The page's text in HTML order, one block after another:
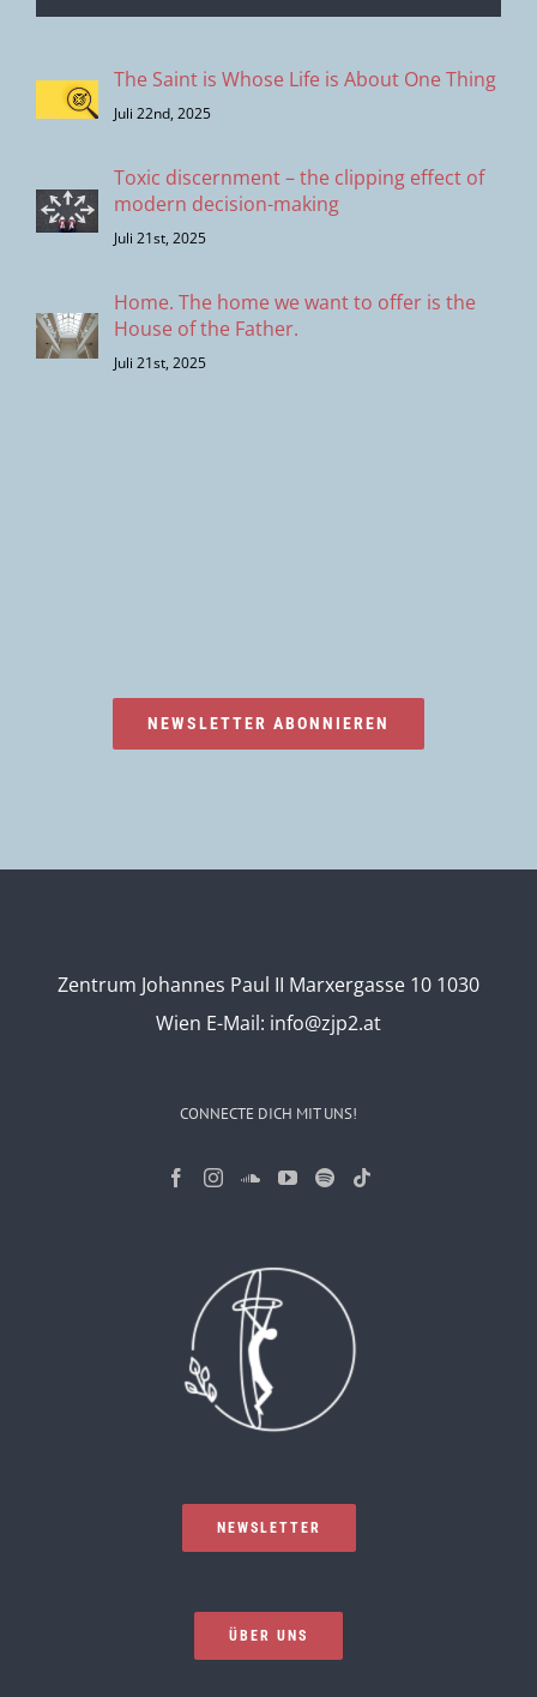
The Saint is Whose Life is About One Thing
Juli 22nd, 2025
Toxic discernment – the clipping effect of
modern decision-making
Juli 21st, 2025
Home. The home we want to offer is the
House of the Father.
Juli 21st, 2025
NEWSLETTER ABONNIEREN
Zentrum Johannes Paul II Marxergasse 10 1030
Wien E-Mail: info@zjp2.at
CONNECTE DICH MIT UNS!
NEWSLETTER
ÜBER UNS